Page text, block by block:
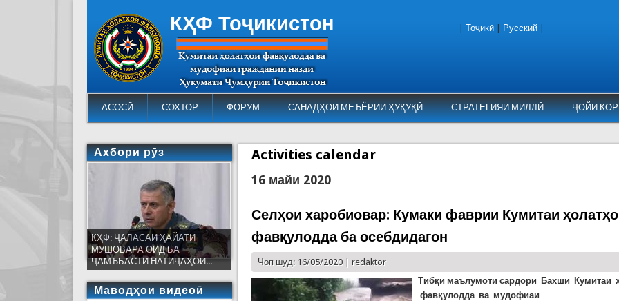
КҲФ Тоҷикистон
АСОСӢ СОХТОР ФОРУМ САНАДҲОИ МЕЪЁРИИ ҲУҚУҚӢ СТРАТЕГИЯИ МИЛЛӢ ҶОЙИ
Тоҷикӣ Русский
Activities calendar
16 майи 2020
Селҳои харобиовар: Кумаки фаврии Кумитаи
фавқулодда ба осебдидагон
Чоп шуд: 16/05/2020 |redaktor
Тибқи маълумоти сардори Бахши Кумитаи
фавқулодда ва мудофиаи
Ахбори рӯз
КҲФ: ҶАЛАСАИ ҲАЙАТИ
МУШОВАРА ОИД БА
ҶАМЪБАСТИ НАТИҶАҲОИ...
Маводҳои видеоӣ